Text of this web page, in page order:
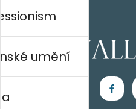
umění